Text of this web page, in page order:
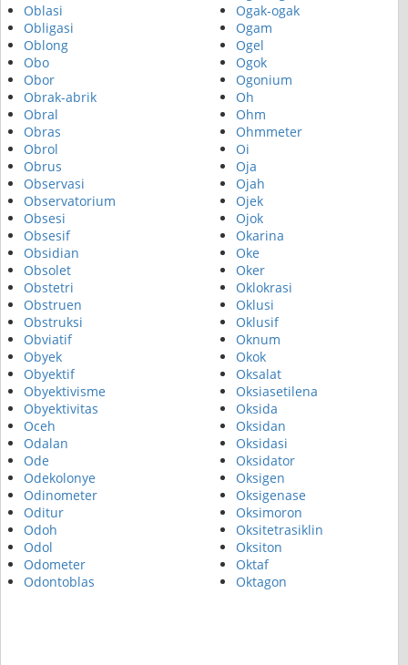
Oblasi
Obligasi
Oblong
Obo
Obor
Obrak-abrik
Obral
Obras
Obrol
Obrus
Observasi
Observatorium
Obsesi
Obsesif
Obsidian
Obsolet
Obstetri
Obstruen
Obstruksi
Obviatif
Obyek
Obyektif
Obyektivisme
Obyektivitas
Oceh
Odalan
Ode
Odekolonye
Odinometer
Oditur
Odoh
Odol
Odometer
Odontoblas
Ogak-ogak
Ogam
Ogel
Ogok
Ogonium
Oh
Ohm
Ohmmeter
Oi
Oja
Ojah
Ojek
Ojok
Okarina
Oke
Oker
Oklokrasi
Oklusi
Oklusif
Oknum
Okok
Oksalat
Oksiasetilena
Oksida
Oksidan
Oksidasi
Oksidator
Oksigen
Oksigenase
Oksimoron
Oksitetrasiklin
Oksiton
Oktaf
Oktagon